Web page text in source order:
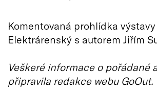
Komentovaná prohlídka
Elektrárenský s autorem Jiřím
Veškeré informace o pořádané
připravila redakce webu GoOut.